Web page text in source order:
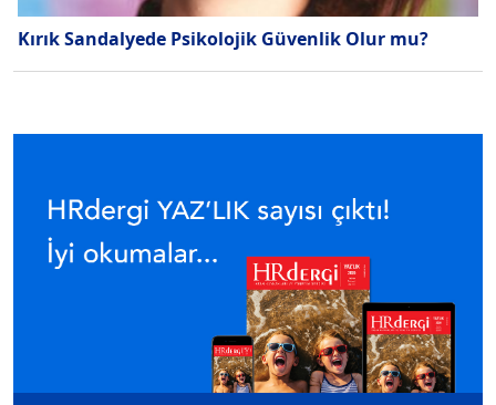
Kırık Sandalyede Psikolojik Güvenlik Olur mu?